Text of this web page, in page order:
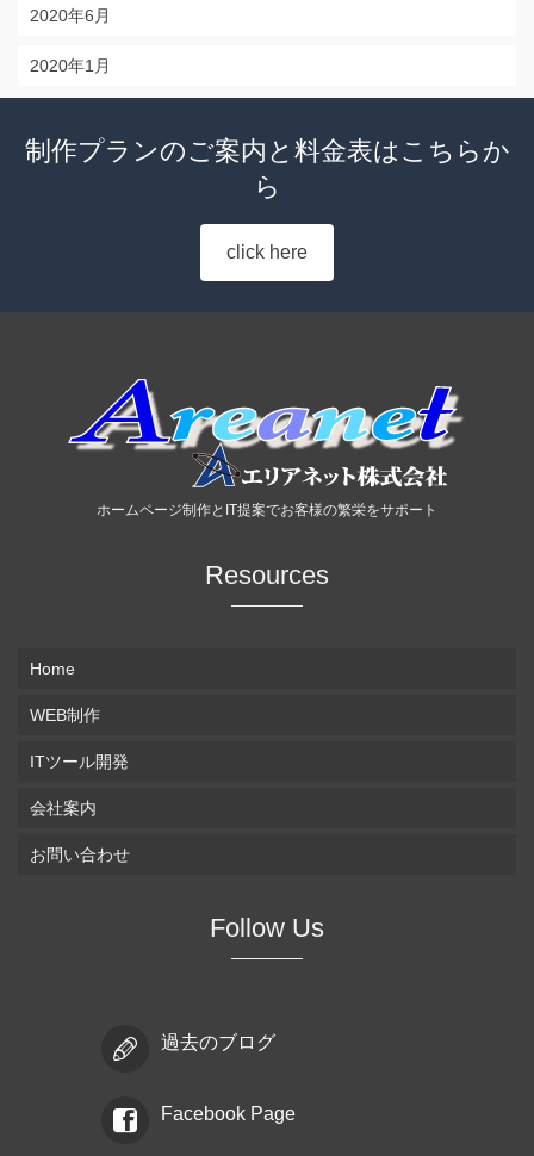
2020年6月
2020年1月
制作プランのご案内と料金表はこちらか
ら
click here
ホームページ制作とIT提案でお客様の繁栄をサポート
Resources
Home
WEB制作
ITツール開発
会社案内
お問い合わせ
Follow Us
過去のブログ
Facebook Page